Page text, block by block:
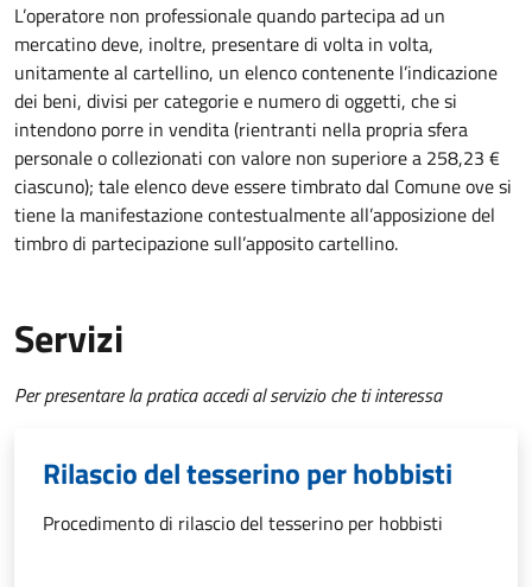
L’operatore non professionale quando partecipa ad un
mercatino deve, inoltre, presentare di volta in volta,
unitamente al cartellino, un elenco contenente l’indicazione
dei beni, divisi per categorie e numero di oggetti, che si
intendono porre in vendita (rientranti nella propria sfera
personale o collezionati con valore non superiore a 258,23 €
ciascuno); tale elenco deve essere timbrato dal Comune ove si
tiene la manifestazione contestualmente all’apposizione del
timbro di partecipazione sull’apposito cartellino.
Servizi
Per presentare la pratica accedi al servizio che ti interessa
Rilascio del tesserino per hobbisti
Procedimento di rilascio del tesserino per hobbisti